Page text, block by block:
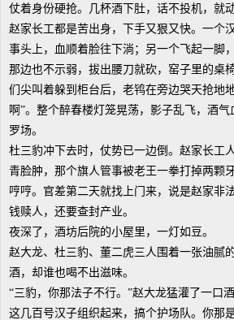
仗着身份硬抢。几杯酒下肚，话不投机，就动
赵家长工都是苦出身，下手又狠又快。一个
事头上，血顺着脸往下淌；另一个飞起一脚
那边也不示弱，拔出腰刀就砍，窑子里的桌
们尖叫着躲到柜台后，老鸨在旁边哭天抢地
啊”。整个醉春楼灯笼晃荡，影子乱飞，酒
罗场。
杜三豹冲下去时，仗势已一边倒。赵家长工
青脸肿，那个旗人管事被老王一拳打掉两颗
哼哼。官差第二天就找上门来，说是赵家非
钱赎人，还要查封产业。
夜深了，酒坊后院的小屋里，一灯如豆。
赵大龙、杜三豹、董二虎三人围着一张油腻
酒，却谁也喝不出滋味。
“三豹，你那法子不行。”赵大龙猛灌了一口
这几百号汉子组织起来，搞个护场队。你那